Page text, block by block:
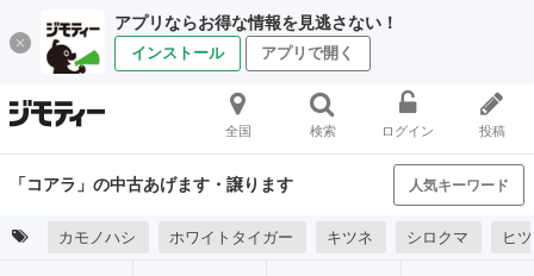
アプリならお得な情報を見逃さない！
インストール アプリで開く
全国 検索 ログイン 投稿
「コアラ」の中古あげます・譲ります 人気キーワード
カモノハシ ホワイトタイガー キツネ シロクマ ヒ